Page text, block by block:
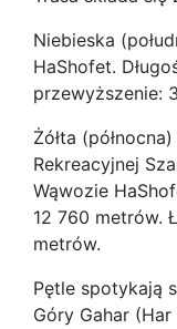
Niebieska
HaShofet.
przewyższenie:
Żółta
Rekreacyjnej
Wąwozie
12 760 metrów.
metrów.
Pętle spotykają
Góry Gahar